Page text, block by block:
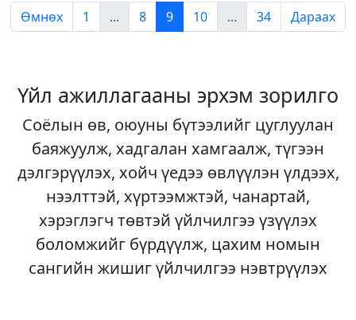
Өмнөх 1 ... 8 9 10 ... 34 Дараах
Үйл ажиллагааны эрхэм зорилго
Соёлын өв, оюуны бүтээлийг цуглуулан
баяжуулж, хадгалан хамгаалж, түгээн
дэлгэрүүлэх, хойч үедээ өвлүүлэн үлдээх,
нээлттэй, хүртээмжтэй, чанартай,
хэрэглэгч төвтэй үйлчилгээ үзүүлэх
боломжийг бүрдүүлж, цахим номын
сангийн жишиг үйлчилгээ нэвтрүүлэх